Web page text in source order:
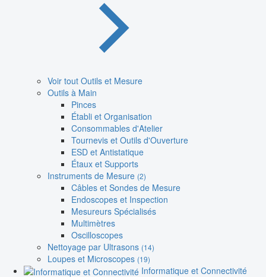
Voir tout Outils et Mesure
Outils à Main
Pinces
Établi et Organisation
Consommables d'Atelier
Tournevis et Outils d'Ouverture
ESD et Antistatique
Étaux et Supports
Instruments de Mesure (2)
Câbles et Sondes de Mesure
Endoscopes et Inspection
Mesureurs Spécialisés
Multimètres
Oscilloscopes
Nettoyage par Ultrasons (14)
Loupes et Microscopes (19)
Informatique et Connectivité